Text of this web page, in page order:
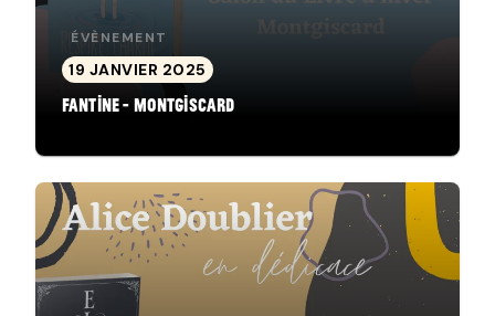
ÉVÈNEMENT
19 JANVIER 2025
Fantine - Montgiscard